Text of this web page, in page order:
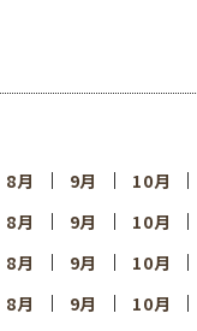
8月 9月 10月
8月 9月 10月
8月 9月 10月
8月 9月 10月